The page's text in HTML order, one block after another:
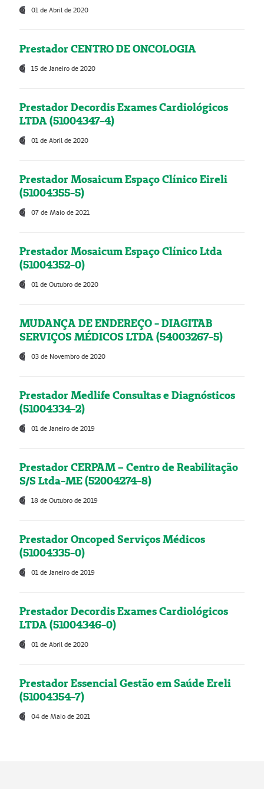
01 de Abril de 2020
Prestador CENTRO DE ONCOLOGIA
15 de Janeiro de 2020
Prestador Decordis Exames Cardiológicos
LTDA (51004347-4)
01 de Abril de 2020
Prestador Mosaicum Espaço Clínico Eireli
(51004355-5)
07 de Maio de 2021
Prestador Mosaicum Espaço Clínico Ltda
(51004352-0)
01 de Outubro de 2020
MUDANÇA DE ENDEREÇO - DIAGITAB
SERVIÇOS MÉDICOS LTDA (54003267-5)
03 de Novembro de 2020
Prestador Medlife Consultas e Diagnósticos
(51004334-2)
01 de Janeiro de 2019
Prestador CERPAM – Centro de Reabilitação
S/S Ltda-ME (52004274-8)
18 de Outubro de 2019
Prestador Oncoped Serviços Médicos
(51004335-0)
01 de Janeiro de 2019
Prestador Decordis Exames Cardiológicos
LTDA (51004346-0)
01 de Abril de 2020
Prestador Essencial Gestão em Saúde Ereli
(51004354-7)
04 de Maio de 2021